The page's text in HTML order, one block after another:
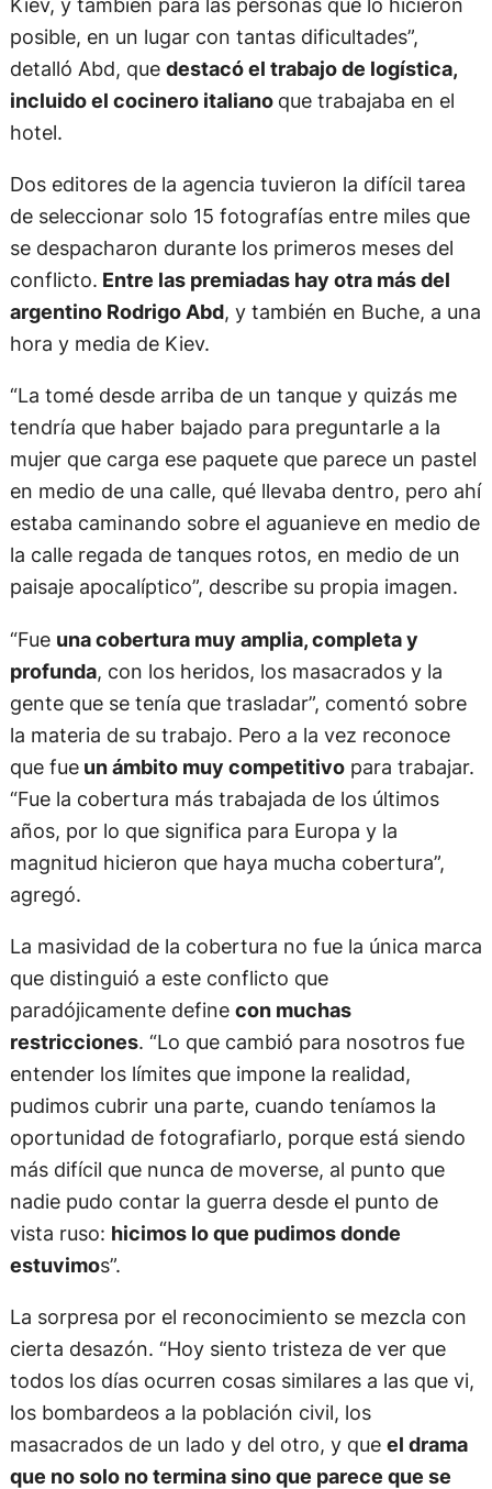
posible, en un lugar con tantas dificultades”,
detalló Abd, que destacó el trabajo de logística,
incluido el cocinero italiano que trabajaba en el
hotel.
Dos editores de la agencia tuvieron la difícil tarea
de seleccionar solo 15 fotografías entre miles que
se despacharon durante los primeros meses del
conflicto. Entre las premiadas hay otra más del
argentino Rodrigo Abd, y también en Buche, a una
hora y media de Kiev.
“La tomé desde arriba de un tanque y quizás me
tendría que haber bajado para preguntarle a la
mujer que carga ese paquete que parece un pastel
en medio de una calle, qué llevaba dentro, pero ahí
estaba caminando sobre el aguanieve en medio de
la calle regada de tanques rotos, en medio de un
paisaje apocalíptico”, describe su propia imagen.
“Fue una cobertura muy amplia, completa y
profunda, con los heridos, los masacrados y la
gente que se tenía que trasladar”, comentó sobre
la materia de su trabajo. Pero a la vez reconoce
que fueun ámbito muy competitivopara trabajar.
“Fue la cobertura más trabajada de los últimos
años, por lo que significa para Europa y la
magnitud hicieron que haya mucha cobertura”,
agregó.
La masividad de la cobertura no fue la única marca
que distinguió a este conflicto que
paradójicamente define con muchas
restricciones. “Lo que cambió para nosotros fue
entender los límites que impone la realidad,
pudimos cubrir una parte, cuando teníamos la
oportunidad de fotografiarlo, porque está siendo
más difícil que nunca de moverse, al punto que
nadie pudo contar la guerra desde el punto de
vista ruso: hicimos lo que pudimos donde
estuvimos”.
La sorpresa por el reconocimiento se mezcla con
cierta desazón. “Hoy siento tristeza de ver que
todos los días ocurren cosas similares a las que vi,
los bombardeos a la población civil, los
masacrados de un lado y del otro, y que el drama
que no solo no termina sino que parece que se